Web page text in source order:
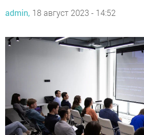
admin, 18 август 2023 - 14:52